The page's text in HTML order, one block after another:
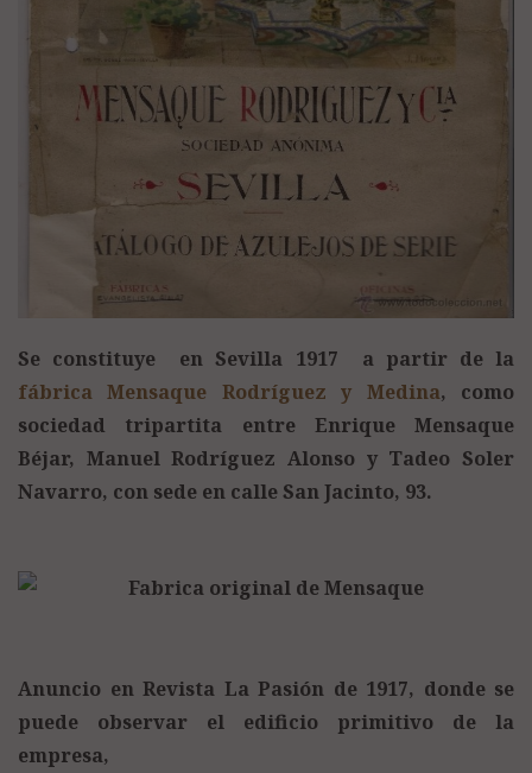
Se constituye en Sevilla 1917 a partir de la
fábrica Mensaque Rodríguez y Medina, como
sociedad tripartita entre Enrique Mensaque
Béjar, Manuel Rodríguez Alonso y Tadeo Soler
Navarro, con sede en calle San Jacinto, 93.
Anuncio en Revista La Pasión de 1917, donde se
puede observar el edificio primitivo de la
empresa,